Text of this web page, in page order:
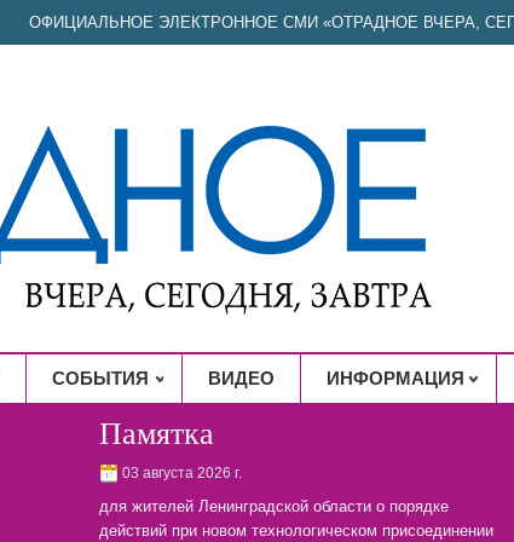
ОФИЦИАЛЬНОЕ ЭЛЕКТРОННОЕ СМИ «ОТРАДНОЕ ВЧЕРА,
СОБЫТИЯ ВИДЕО ИНФОРМАЦИЯ
Памятка
03 августа 2026 г.
для жителей Ленинградской области о порядке
действий при новом технологическом присоединении